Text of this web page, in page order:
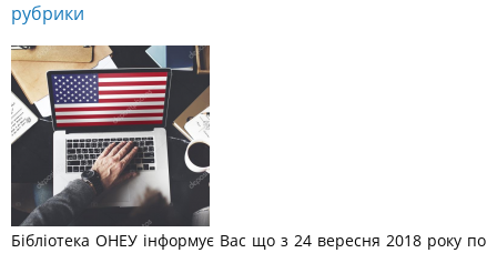
рубрики
Бібліотека ОНЕУ інформує Вас що з 24 вересня 2018 року по